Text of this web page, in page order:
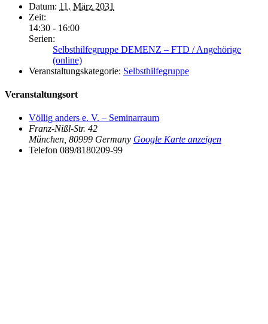
Datum: 11. März 2031
Zeit:
14:30 - 16:00
Serien:
Selbsthilfegruppe DEMENZ – FTD / Angehörige
(online)
Veranstaltungskategorie: Selbsthilfegruppe
Veranstaltungsort
Völlig anders e. V. – Seminarraum
Franz-Nißl-Str. 42
München 80999 Germany Google Karte anzeigen
Telefon 089/8180209-99